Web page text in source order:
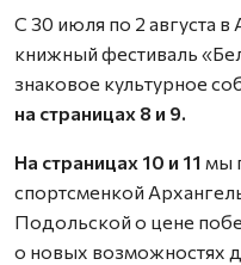
С 30 июля по 2 августа
книжный фестиваль
знаковое культурное
на страницах 8 и 9.
На страницах 10 и 11 мы
спортсменкой
Подольской о цене
о новых возможностях